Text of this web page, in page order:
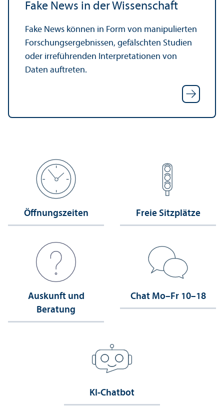
Fake News in der Wissenschaft
Fake News können in Form von manipulierten
Forschungs­ergebnissen, gefälschten Studien
oder irreführenden Interpretationen von
Daten auftreten.
Öffnungs­zeiten Freie Sitzplätze
Auskunft und
Beratung
Chat Mo–Fr 10–18
KI-Chatbot